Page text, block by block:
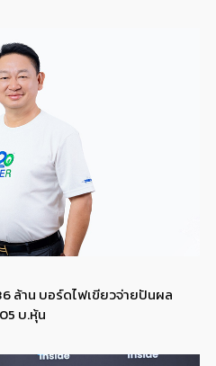
ล้าน บอร์ดไฟเขียวจ่ายปันผล
บ.หุ้น